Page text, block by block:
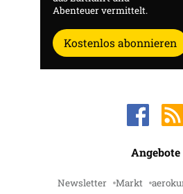
Abenteuer vermittelt.
Kostenlos abonnieren
Angebote
Newsletter Markt